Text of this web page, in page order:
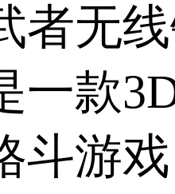
者无
一款
斗游